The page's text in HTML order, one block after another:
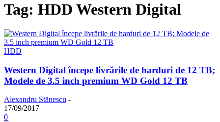
Tag: HDD Western Digital
HDD
Western Digital începe livrările de harduri de 12 TB;
Modele de 3.5 inch premium WD Gold 12 TB
Alexandru Stănescu -
17/09/2017
0